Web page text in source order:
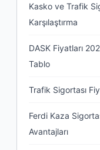
Kasko ve Trafik
Karşılaştırma
DASK Fiyatları
Tablo
Trafik Sigortası
Ferdi Kaza
Avantajları